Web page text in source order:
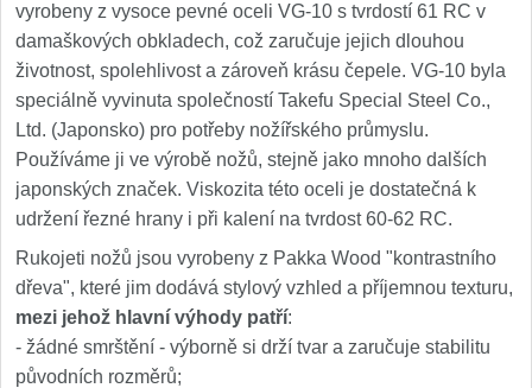
vyrobeny z vysoce pevné oceli VG-10 s tvrdostí 61 RC v
damaškových obkladech, což zaručuje jejich dlouhou
životnost, spolehlivost a zároveň krásu čepele. VG-10 byla
speciálně vyvinuta společností Takefu Special Steel Co.,
Ltd. (Japonsko) pro potřeby nožířského průmyslu.
Používáme ji ve výrobě nožů, stejně jako mnoho dalších
japonských značek. Viskozita této oceli je dostatečná k
udržení řezné hrany i při kalení na tvrdost 60-62 RC.
Rukojeti nožů jsou vyrobeny z Pakka Wood "kontrastního
dřeva", které jim dodává stylový vzhled a příjemnou texturu,
mezi jehož hlavní výhody patří:
- žádné smrštění - výborně si drží tvar a zaručuje stabilitu
původních rozměrů;